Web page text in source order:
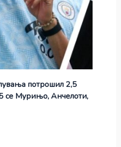
потрошил 2,5
се Мурињо, Анчелоти,